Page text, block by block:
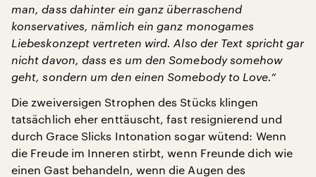
man, dass dahinter ein ganz überraschend
konservatives, nämlich ein ganz monogames
Liebeskonzept vertreten wird. Also der Text spricht gar
nicht davon, dass es um den Somebody somehow
geht, sondern um den einen Somebody to Love.“
Die zweiversigen Strophen des Stücks klingen
tatsächlich eher enttäuscht, fast resignierend und
durch Grace Slicks Intonation sogar wütend: Wenn
die Freude im Inneren stirbt, wenn Freunde dich wie
einen Gast behandeln, wenn die Augen des